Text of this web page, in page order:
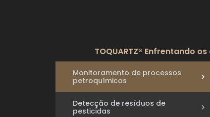
TOQUARTZ® Enfrentando
Monitoramento de processos
petroquímicos
Detecção de resíduos de
pesticidas